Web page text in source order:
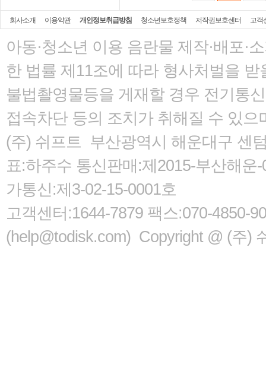
회사소개 이용약관 개인정보취급방침 청소년보호정책 저작권보호센터 고객
아동·청소년 이용 음란물 제작·배포·
한 법률 제11조에 따라 형사처벌을 받
불법촬영물등을 게재할 경우 전기통
접속차단 등의 조치가 취해질 수 있으
(주) 쉬프트 부산광역시 해운대구 센
표:하주수 통신판매:제2015-부산해
가통신:제3-02-15-0001호
고객센터:1644-7879 팩스:070-4850-
(help@todisk.com) Copyright @ (주)